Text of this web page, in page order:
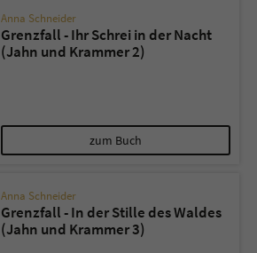
Anna Schneider
Grenzfall - Ihr Schrei in der Nacht
(Jahn und Krammer 2)
zum Buch
Anna Schneider
Grenzfall - In der Stille des Waldes
(Jahn und Krammer 3)